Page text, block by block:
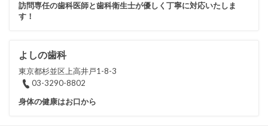
訪問専任の歯科医師と歯科衛生士が優しく丁寧に対応いたしま
す！
よしの歯科
東京都杉並区上高井戸1-8-3
03-3290-8802
身体の健康はお口から